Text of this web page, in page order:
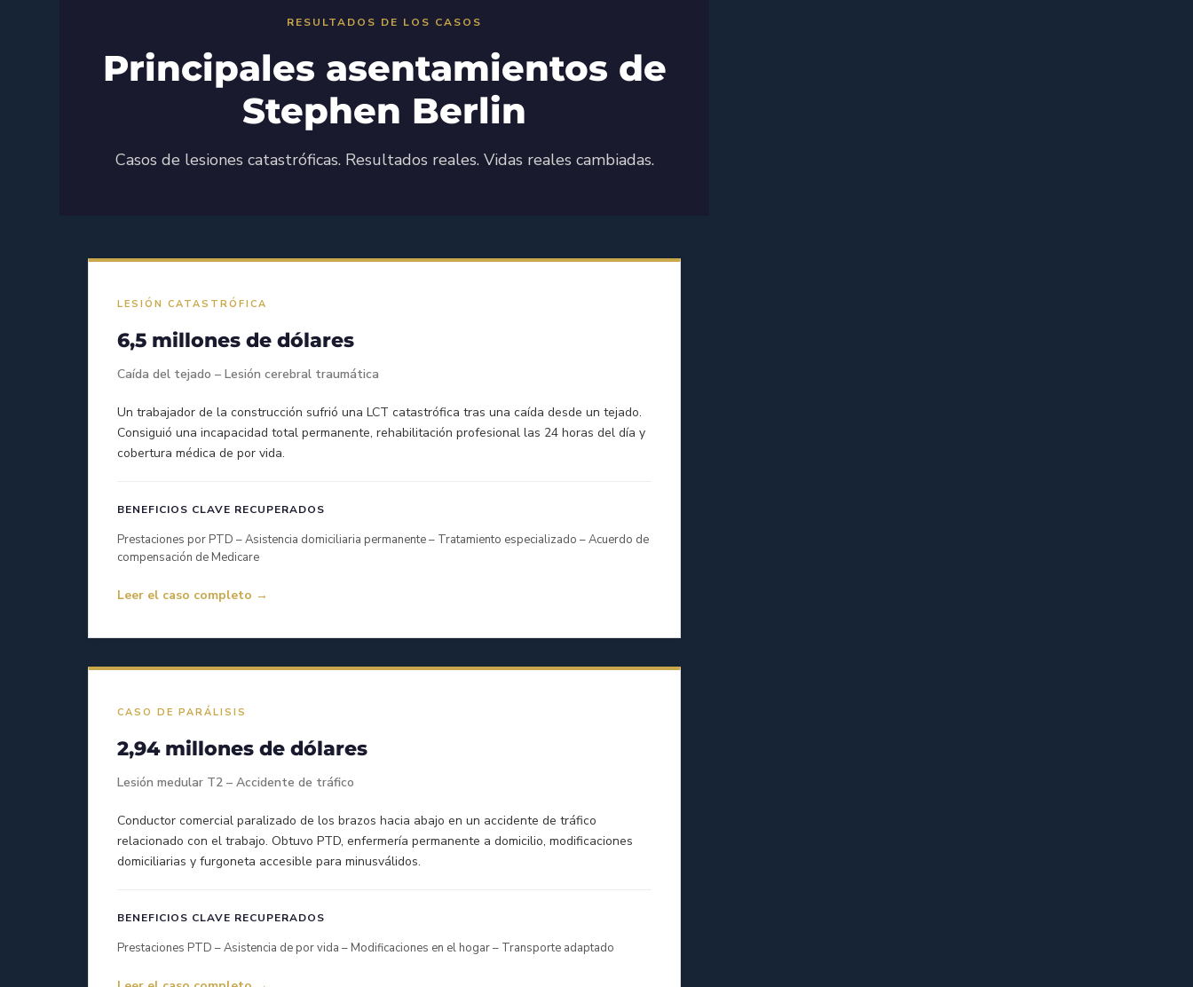
RESULTADOS DE LOS CASOS
Principales asentamientos de
Stephen Berlin
Casos de lesiones catastróficas. Resultados reales. Vidas reales cambiadas.
LESIÓN CATASTRÓFICA
6,5 millones de dólares
Caída del tejado – Lesión cerebral traumática
Un trabajador de la construcción sufrió una LCT catastrófica tras una caída desde un tejado.
Consiguió una incapacidad total permanente, rehabilitación profesional las 24 horas del día y
cobertura médica de por vida.
BENEFICIOS CLAVE RECUPERADOS
Prestaciones por PTD – Asistencia domiciliaria permanente – Tratamiento especializado – Acuerdo de
compensación de Medicare
Leer el caso completo →
CASO DE PARÁLISIS
2,94 millones de dólares
Lesión medular T2 – Accidente de tráfico
Conductor comercial paralizado de los brazos hacia abajo en un accidente de tráfico
relacionado con el trabajo. Obtuvo PTD, enfermería permanente a domicilio, modificaciones
domiciliarias y furgoneta accesible para minusválidos.
BENEFICIOS CLAVE RECUPERADOS
Prestaciones PTD – Asistencia de por vida – Modificaciones en el hogar – Transporte adaptado